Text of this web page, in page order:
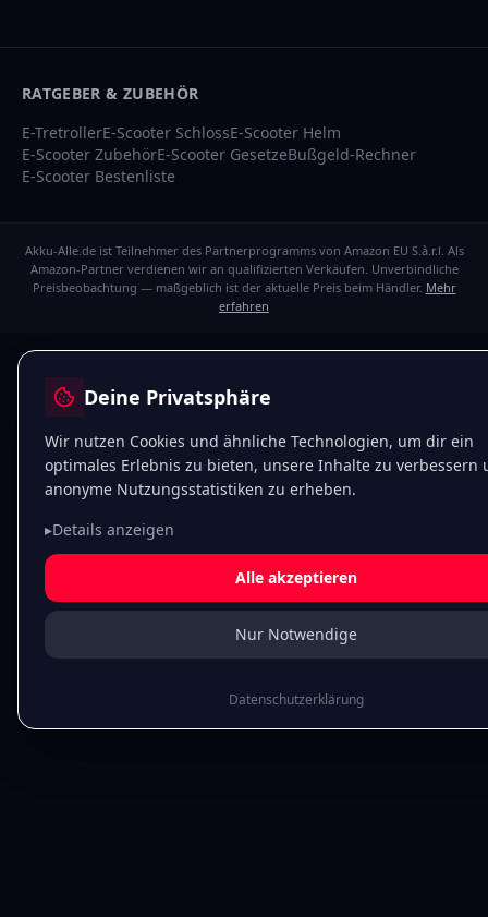
RATGEBER & ZUBEHÖR
E-TretrollerE-Scooter SchlossE-Scooter Helm
E-Scooter ZubehörE-Scooter GesetzeBußgeld-Rechner
E-Scooter Bestenliste
Akku-Alle.de ist Teilnehmer des Partnerprogramms von Amazon EU S.à.r.l. Als
Amazon-Partner verdienen wir an qualifizierten Verkäufen. Unverbindliche
Preisbeobachtung — maßgeblich ist der aktuelle Preis beim Händler. Mehr
erfahren
Deine Privatsphäre
Wir nutzen Cookies und ähnliche Technologien, um dir ein
optimales Erlebnis zu bieten, unsere Inhalte zu verbessern
anonyme Nutzungsstatistiken zu erheben.
▸Details anzeigen
Alle akzeptieren
Nur Notwendige
Datenschutzerklärung